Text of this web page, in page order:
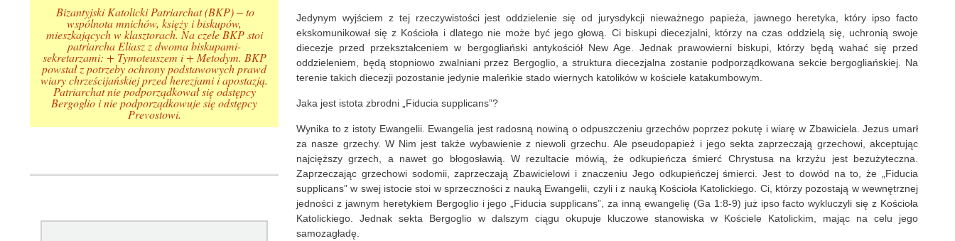
Jedynym wyjściem z tej rzeczywistości jest oddzielenie się od jurysdykcji nieważnego papieża, jawnego heretyka, który ipso facto
ekskomunikował się z Kościoła i dlatego nie może być jego głową. Ci biskupi diecezjalni, którzy na czas oddzielą się, uchronią swoje
diecezje przed przekształceniem w bergogliański antykościół New Age. Jednak prawowierni biskupi, którzy będą wahać się przed
oddzieleniem, będą stopniowo zwalniani przez Bergoglio, a struktura diecezjalna zostanie podporządkowana sekcie bergogliańskiej. Na
terenie takich diecezji pozostanie jedynie maleńkie stado wiernych katolików w kościele katakumbowym.
Jaka jest istota zbrodni „Fiducia supplicans”?
Wynika to z istoty Ewangelii. Ewangelia jest radosną nowiną o odpuszczeniu grzechów poprzez pokutę i wiarę w Zbawiciela. Jezus umarł
za nasze grzechy. W Nim jest także wybawienie z niewoli grzechu. Ale pseudopapież i jego sekta zaprzeczają grzechowi, akceptując
najcięższy grzech, a nawet go błogosławią. W rezultacie mówią, że odkupieńcza śmierć Chrystusa na krzyżu jest bezużyteczna.
Zaprzeczając grzechowi sodomii, zaprzeczają Zbawicielowi i znaczeniu Jego odkupieńczej śmierci. Jest to dowód na to, że „Fiducia
supplicans” w swej istocie stoi w sprzeczności z nauką Ewangelii, czyli i z nauką Kościoła Katolickiego. Ci, którzy pozostają w wewnętrznej
jedności z jawnym heretykiem Bergoglio i jego „Fiducia supplicans”, za inną ewangelię (Ga 1:8-9) już ipso facto wykluczyli się z Kościoła
Katolickiego. Jednak sekta Bergoglio w dalszym ciągu okupuje kluczowe stanowiska w Kościele Katolickim, mając na celu jego
samozagładę.
Bizantyjski Katolicki Patriarchat (BKP) ‒ to
wspólnota mnichów, księży i biskupów,
mieszkających w klasztorach. Na czele BKP stoi
patriarcha Eliasz z dwoma biskupami-
sekretarzami: + Tymoteuszem i + Metodym. BKP
powstał z potrzeby ochrony podstawowych prawd
wiary chrześcijańskiej przed herezjami i apostazją.
Patriarchat nie podporządkował się odstępcy
Bergoglio i nie podporządkowuje się odstępcy
Prevostowi.